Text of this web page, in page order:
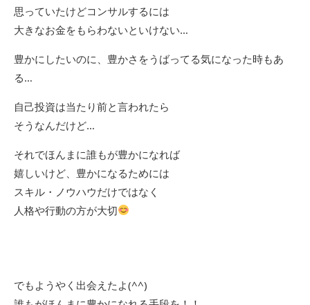
思っていたけどコンサルするには
大きなお金をもらわないといけない…
豊かにしたいのに、豊かさをうばってる気になった時もあ
る…
自己投資は当たり前と言われたら
そうなんだけど…
それでほんまに誰もが豊かになれば
嬉しいけど、豊かになるためには
スキル・ノウハウだけではなく
人格や行動の方が大切
でもようやく出会えたよ(^^)